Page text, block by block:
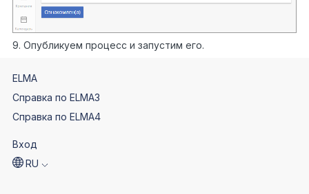
9. Опубликуем процесс и запустим его.
ELMA
Справка по ELMA3
Справка по ELMA4
Вход
RU